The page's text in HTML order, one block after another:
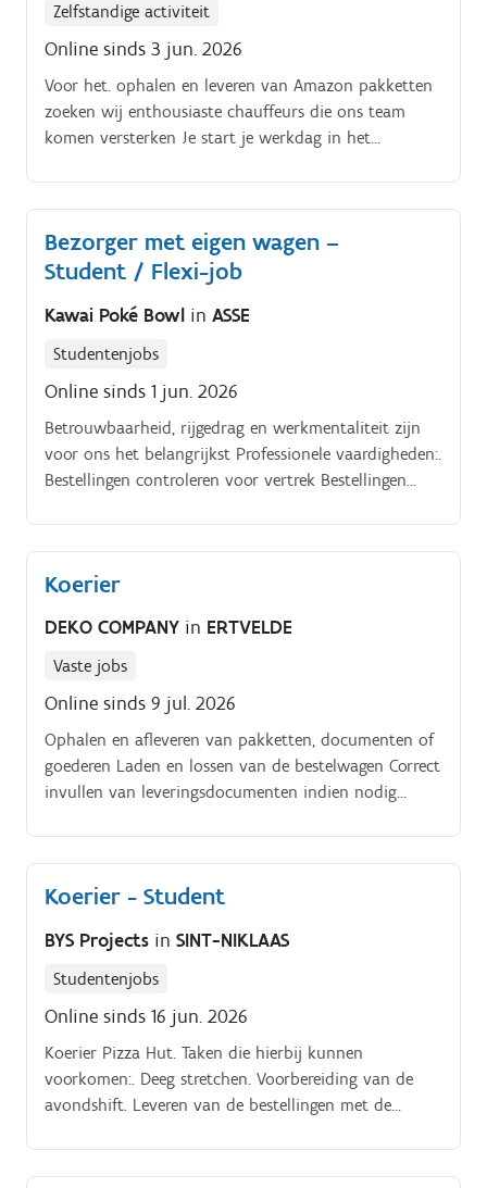
Zelfstandige activiteit
Online sinds 3 jun. 2026
Voor het. ophalen en leveren van Amazon pakketten
zoeken wij enthousiaste chauffeurs die ons team
komen versterken Je start je werkdag in het
Bezorger met eigen wagen –
Student / Flexi-job
Kawai Poké Bowl in ASSE
Studentenjobs
Online sinds 1 jun. 2026
Betrouwbaarheid, rijgedrag en werkmentaliteit zijn
voor ons het belangrijkst Professionele vaardigheden:.
Bestellingen controleren voor vertrek Bestellingen
communiceren Veilig deelnemen aan het verkeer
Navigatie gebruiken Zelfstandig routes inschatten
Eten en dranken zorgvuldig vervoeren Kleine
en ordelijk werken.
Koerier
DEKO COMPANY in ERTVELDE
Vaste jobs
Online sinds 9 jul. 2026
Ophalen en afleveren van pakketten, documenten of
goederen Laden en lossen van de bestelwagen Correct
invullen van leveringsdocumenten indien nodig
veiligheidsvoorschriften Klantvriendelijk
communiceren bij leveringen Profiel:. In het bezit van
betrouwbaar Zelfstandig kunnen werken Goede
kennis van het Nederlands (extra talen zijn een
Koerier - Student
BYS Projects in SINT-NIKLAAS
Studentenjobs
Online sinds 16 jun. 2026
Koerier Pizza Hut. Taken die hierbij kunnen
voorkomen:. Deeg stretchen. Voorbereiding van de
avondshift. Leveren van de bestellingen met de
de zaak er proper en netjes bij ligt.